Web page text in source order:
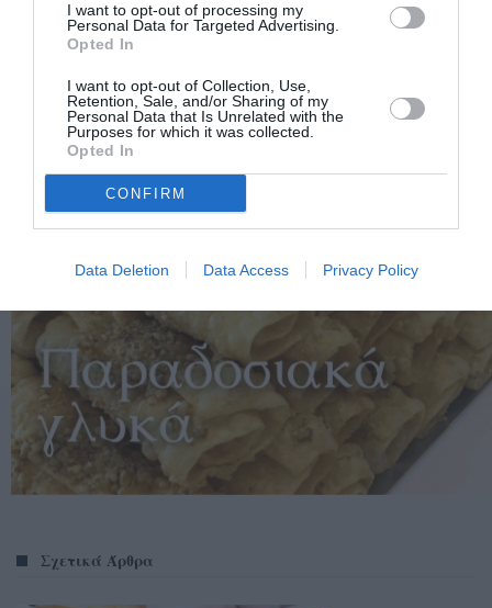
I want to opt-out of processing my
Personal Data for Targeted Advertising.
Opted In
I want to opt-out of Collection, Use,
Retention, Sale, and/or Sharing of my
Personal Data that Is Unrelated with the
Purposes for which it was collected.
Opted In
CONFIRM
Data Deletion Data Access Privacy Policy
Σχετικά Άρθρα